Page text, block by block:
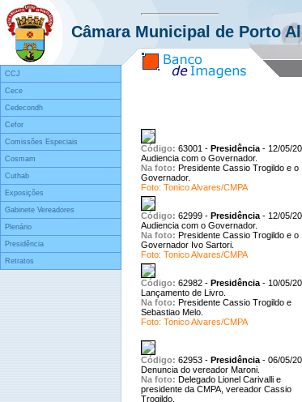
Câmara Municipal de Porto
CCJ
Cece
Cedecondh
Cefor
Comissões Especiais
Cosmam
Cuthab
Exposições
Gabinete Vereadores
Plenário
Presidência
Retratos
Código: 63001 - Presidência - 12/05/
Audiencia com o Governador.
Na foto: Presidente Cassio Trogildo e o
Governador.
Foto: Tonico Alvares/CMPA
Código: 62999 - Presidência - 12/05/
Audiencia com o Governador.
Na foto: Presidente Cassio Trogildo e o
Governador Ivo Sartori.
Foto: Tonico Alvares/CMPA
Código: 62982 - Presidência - 10/05/
Lançamento de Livro.
Na foto: Presidente Cassio Trogildo e
Sebastiao Melo.
Foto: Tonico Alvares/CMPA
Código: 62953 - Presidência - 06/05/
Denuncia do vereador Maroni.
Na foto: Delegado Lionel Carivalli e
presidente da CMPA, vereador Cassio
Trogildo.